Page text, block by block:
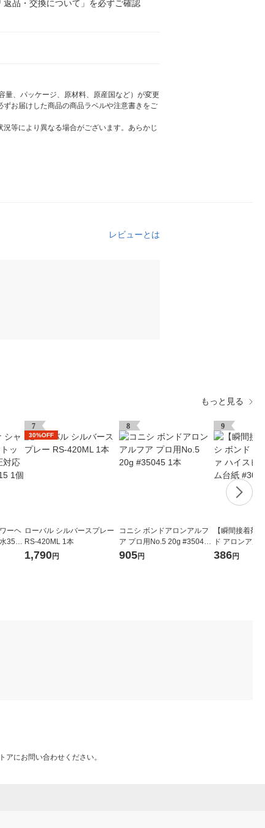
品・交換について」を必ずご確認
量、パッケージ、原材料、原産国など）が変更
お届けした商品の商品ラベルや注意書きをご
等により異なる場合がございます。あらかじ
レビューとは
もっと見る
ーヘ
35%
FC
7
30%OFF
ローバル シルバースプレー
RS-420ML 1本
1,790円
8
コニシ ボンドアロンアルフ
ア プロ用No.5 20g #35045
1本
905円
9
【瞬間接着剤
ド アロンアル
ードEXスリム
386円
にお問い合わせください。